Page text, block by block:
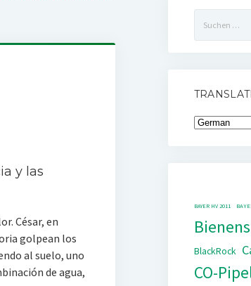
y las
César, en
golpean los
al suelo, uno
de agua,
nach:
BAYER HV 2011
BlackRock
CO-